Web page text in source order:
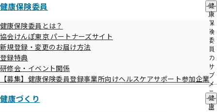
健康保険委員
健
康
保
険
委
員
の
サ
ブ
メ
ニ
ュ
ー
健康保険委員とは？
協会けんぽ東京 パートナーズサイト
新規登録・変更のお届け方法
登録特典
研修会・イベント関係
【募集】健康保険委員登録事業所向けヘルスケアサポート参加企業
健康づくり
健
康
05【健診：従業員のご家族様向け】特
定健康診査（家族）の「特定健診プラ
ス」のご案内
06【健診：従業員のご家族様向け】よ
くあるご質問